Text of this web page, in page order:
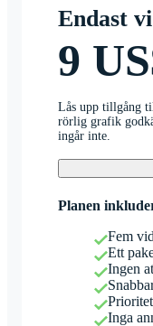
Endast
9
Lås upp tillgång
rörlig grafik
ingår inte.
Planen
Fem
Ett
Ingen
Inga